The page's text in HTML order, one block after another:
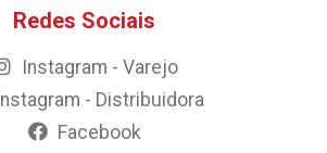
Redes Sociais
Instagram - Varejo
Instagram - Distribuidora
Facebook